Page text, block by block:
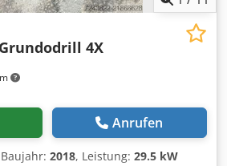
Videos und technische Details
Verkäufern. Wir freuen uns auf
Dsdozfgt Sopfx Ah Rjkr
Grundodrill 4X
Anrufen
2018, Leistung: 29.5 kW